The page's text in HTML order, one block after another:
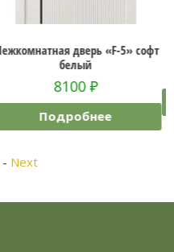
софт Межкомнатная дверь
Подробнее
- Next